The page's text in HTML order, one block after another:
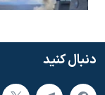
دنبال کنید